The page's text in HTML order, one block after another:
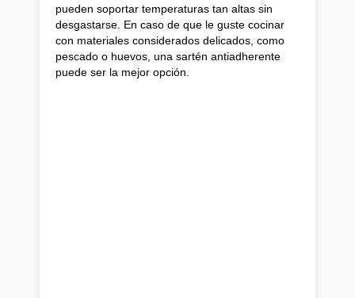
pueden soportar temperaturas tan altas sin
desgastarse. En caso de que le guste cocinar
con materiales considerados delicados, como
pescado o huevos, una sartén antiadherente
puede ser la mejor opción.